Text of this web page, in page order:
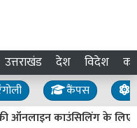
उत्तराखंड देश विदेश
कैंपस
ऑनलाइन काउंसिलिंग के लिए